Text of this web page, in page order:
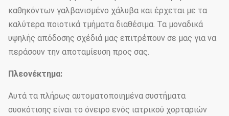
καθηκόντων γαλβανισμένο χάλυβα και έρχεται με τα
καλύτερα ποιοτικά τμήματα διαθέσιμα. Τα μοναδικά
υψηλής απόδοσης σχέδιά μας επιτρέπουν σε μας για να
περάσουν την αποταμίευση προς σας.
Πλεονέκτημα:
Αυτά τα πλήρως αυτοματοποιημένα συστήματα
συσκότισης είναι το όνειρο ενός ιατρικού χορταριών